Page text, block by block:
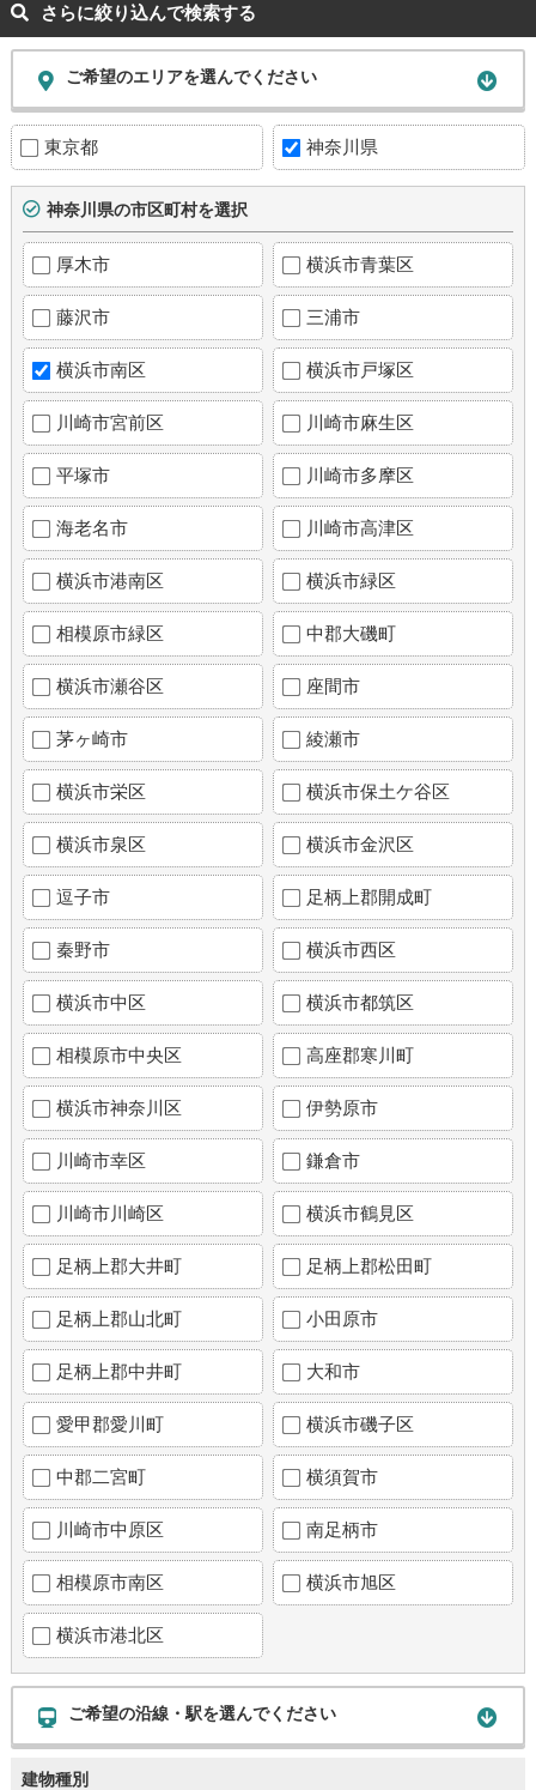
さらに絞り込んで検索する
ご希望のエリアを選んでください
東京都 神奈川県
神奈川県の市区町村を選択
厚木市 横浜市青葉区
藤沢市 三浦市
横浜市南区 横浜市戸塚区
川崎市宮前区 川崎市麻生区
平塚市 川崎市多摩区
海老名市 川崎市高津区
横浜市港南区 横浜市緑区
相模原市緑区 中郡大磯町
横浜市瀬谷区 座間市
茅ヶ崎市 綾瀬市
横浜市栄区 横浜市保土ケ谷区
横浜市泉区 横浜市金沢区
逗子市 足柄上郡開成町
秦野市 横浜市西区
横浜市中区 横浜市都筑区
相模原市中央区 高座郡寒川町
横浜市神奈川区 伊勢原市
川崎市幸区 鎌倉市
川崎市川崎区 横浜市鶴見区
足柄上郡大井町 足柄上郡松田町
足柄上郡山北町 小田原市
足柄上郡中井町 大和市
愛甲郡愛川町 横浜市磯子区
中郡二宮町 横須賀市
川崎市中原区 南足柄市
相模原市南区 横浜市旭区
横浜市港北区
ご希望の沿線・駅を選んでください
建物種別